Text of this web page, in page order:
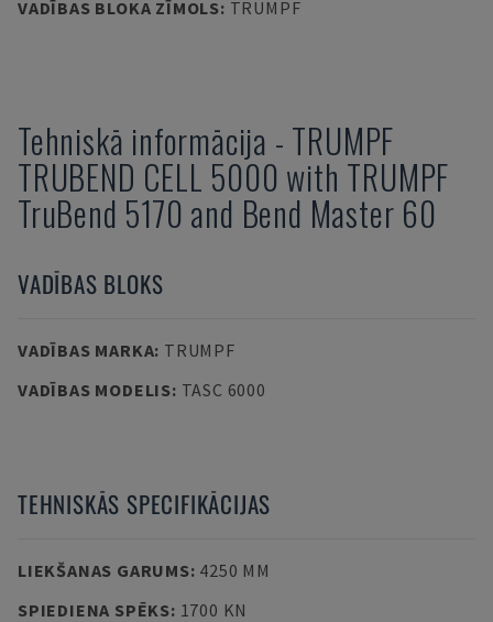
VADĪBAS BLOKA ZĪMOLS: TRUMPF
Tehniskā informācija - TRUMPF
TRUBEND CELL 5000 with TRUMPF
TruBend 5170 and Bend Master 60
VADĪBAS BLOKS
VADĪBAS MARKA: TRUMPF
VADĪBAS MODELIS: TASC 6000
TEHNISKĀS SPECIFIKĀCIJAS
LIEKŠANAS GARUMS: 4250 MM
SPIEDIENA SPĒKS: 1700 KN